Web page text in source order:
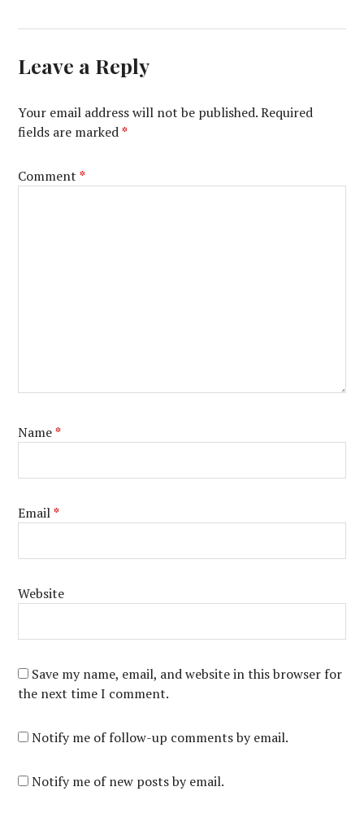
Leave a Reply
Your email address will not be published. Required
fields are marked*
Comment*
Name*
Email*
Website
Save my name, email, and website in this browser for
the next time I comment.
Notify me of follow-up comments by email.
Notify me of new posts by email.